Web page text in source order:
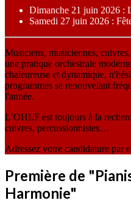
Dimanche 21 juin 2026 :
Samedi 27 juin 2026 :
Musiciens, musiciennes,
une pratique orchestrale
chaleureuse et dynamique,
programmes se renouvelant
l'année.
L’OHLF est toujours à la
cuivres, percussionnistes…
Adressez votre candidature par
Première de
Harmonie"